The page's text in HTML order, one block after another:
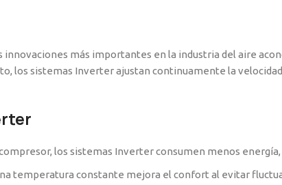
más importantes en la industria del aire
los sistemas Inverter ajustan continuamente la
los sistemas Inverter consumen menos
temperatura constante mejora el confort al evitar